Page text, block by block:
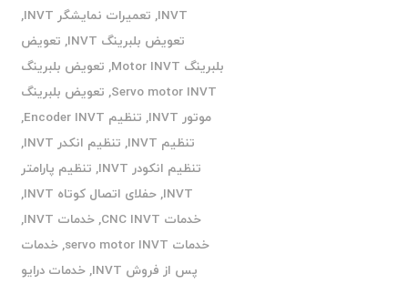
INVT
, تعمیرات نمایشگر INVT
,
تعویض بلبرینگ INVT
, تعویض
بلبرینگ Motor INVT
, تعویض بلبرینگ
Servo motor INVT
, تعویض بلبرینگ
موتور INVT
, تنظیم Encoder INVT
,
تنظیم INVT
, تنظیم انکدر INVT
,
تنظیم انکودر INVT
, تنظیم پارامتر
INVT
,حفلای اتصال کوتاه INVT
,
خدمات CNC INVT
,خدمات INVT
,
خدمات servo motor INVT
,خدمات
پس از فروش INVT
,خدمات درایو